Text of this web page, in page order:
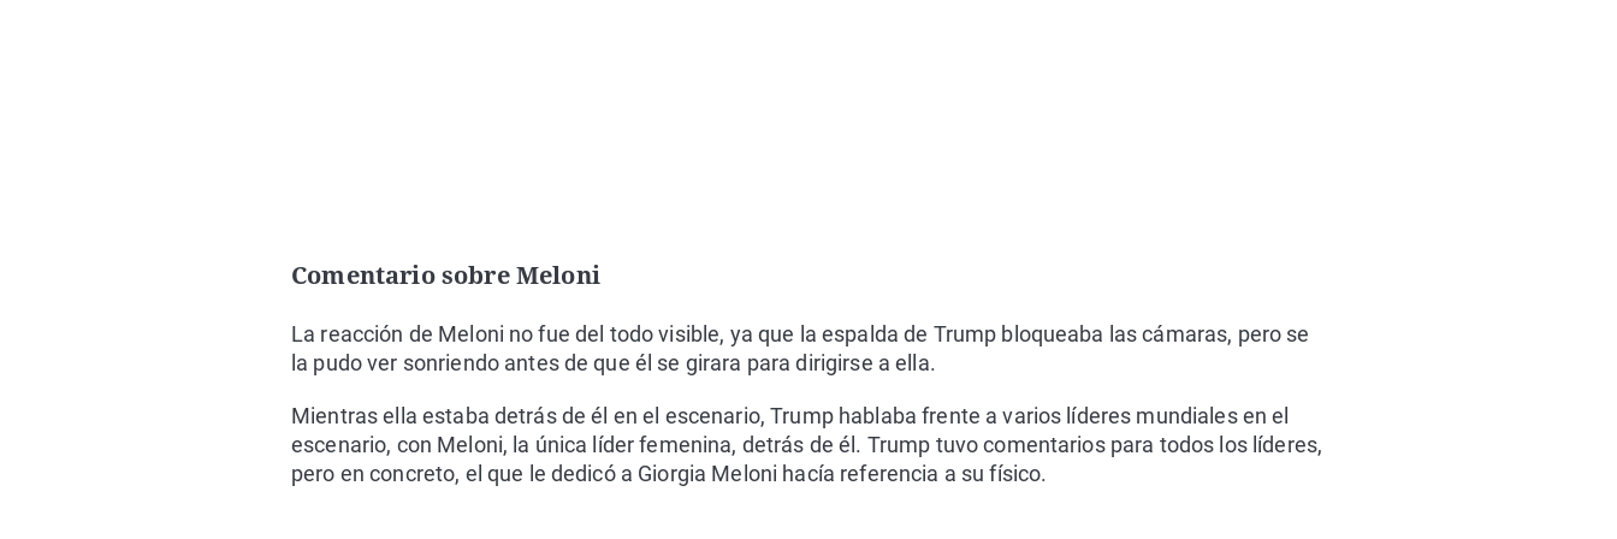
Comentario sobre Meloni
La reacción de Meloni no fue del todo visible, ya que la espalda de Trump bloqueaba las cámaras, pero se
la pudo ver sonriendo antes de que él se girara para dirigirse a ella.
Mientras ella estaba detrás de él en el escenario, Trump hablaba frente a varios líderes mundiales en el
escenario, con Meloni, la única líder femenina, detrás de él. Trump tuvo comentarios para todos los líderes,
pero en concreto, el que le dedicó a Giorgia Meloni hacía referencia a su físico.